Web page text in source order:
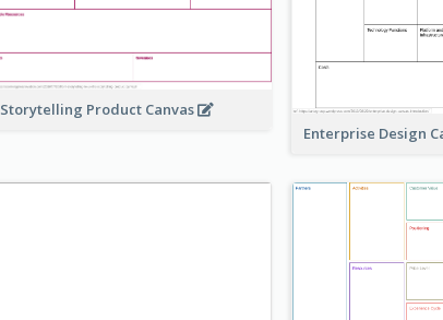
Storytelling Product Canvas
Enterprise Design